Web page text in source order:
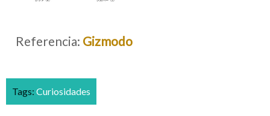
Referencia: Gizmodo
Tags: Curiosidades